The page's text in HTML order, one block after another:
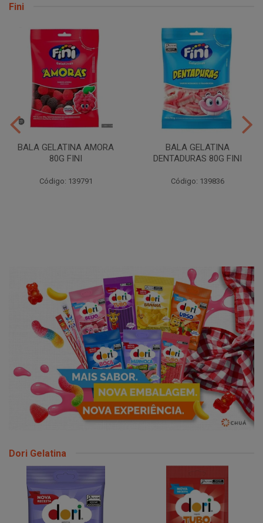
Fini
BALA GELATINA AMORA
80G FINI
Código: 139791
BALA GELATINA
DENTADURAS 80G FINI
Código: 139836
Dori Gelatina